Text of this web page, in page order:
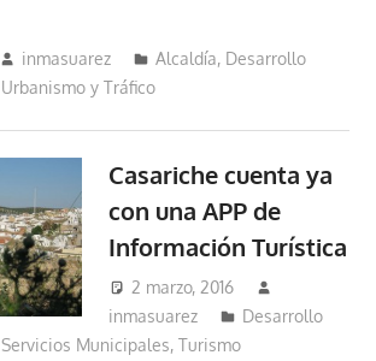
inmasuarez Alcaldía, Desarrollo
Urbanismo y Tráfico
Casariche cuenta ya
con una APP de
Información Turística
2 marzo, 2016
inmasuarez
Desarrollo
Servicios Municipales, Turismo